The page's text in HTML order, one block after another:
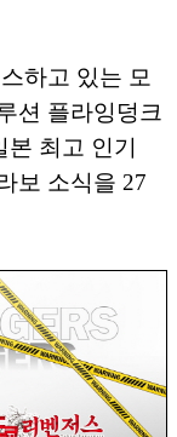
하고 있는 모
션 플라잉덩크
최고 인기
보 소식을 27